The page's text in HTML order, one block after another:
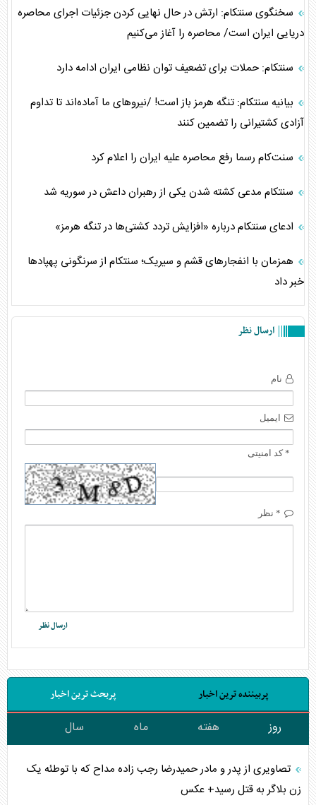
سخنگوی سنتکام: ارتش در حال نهایی کردن جزئیات اجرای محاصره
دریایی ایران است/ محاصره را آغاز می‌کنیم
سنتکام: حملات برای تضعیف توان نظامی ایران ادامه دارد
بیانیه سنتکام: تنگه هرمز باز است! /نیرو‌های ما آماده‌اند تا تداوم
آزادی کشتیرانی را تضمین کنند
سنت‌کام رسما رفع محاصره علیه ایران را اعلام کرد
سنتکام مدعی کشته شدن یکی از رهبران داعش در سوریه شد
ادعای سنتکام درباره «افزایش تردد کشتی‌ها در تنگه هرمز»
همزمان با انفجارهای قشم و سیریک؛ سنتکام از سرنگونی پهپادها
خبر داد
ارسال نظر
نام
ایمیل
* کد امنیتی
* نظر
پربیننده ترین اخبار پربحث ترین اخبار
روز هفته ماه سال
تصاویری از پدر و مادر حمیدرضا رجب زاده مداح که با توطئه یک
زن بلاگر به قتل رسید+ عکس